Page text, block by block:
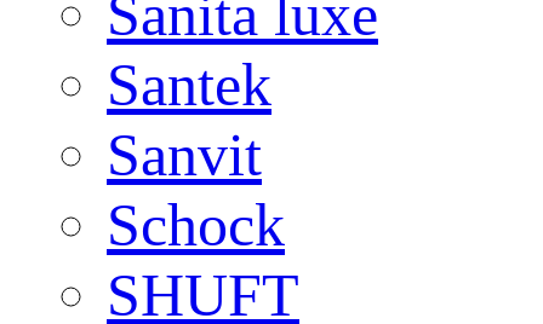
Sanita luxe
Santek
Sanvit
Schock
SHUFT